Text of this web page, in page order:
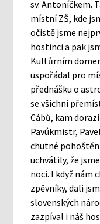
sv. Antoníčkem.
místní ZŠ, kde
očistě jsme
hostinci a pak
Kultůrním
uspořádal pro
přednášku o
se všichni
Cábů, kam
Pavúkmistr,
chutné
uchvátily, že
noci. I když nám
zpěvníky, dali
slovenských
zazpíval i náš